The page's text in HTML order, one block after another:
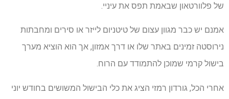
של פלוורטאון שבאמת תפס את עיניי.
אמנם יש כבר מגוון עצום של טיטניום לייזר או סירים ומחבתות
נירוסטה זמינים באתר שלו או דרך אמזון, אך הוא הוציא מערך
בישול קרמי שמוכן להתמודד עם הרוח.
אחרי הכל, גורדון רמזי הציג את כלי הבישול המשושים בחודש יוני